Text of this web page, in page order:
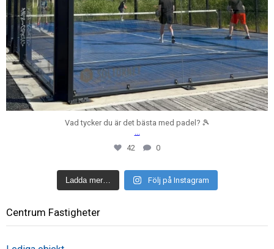
Vad tycker du är det bästa med padel? 🎾
42
0
Ladda mer… Följ på Instagram
Centrum Fastigheter